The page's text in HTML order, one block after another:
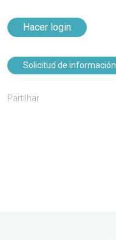
Hacer login
Solicitud de información
Partilhar